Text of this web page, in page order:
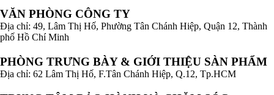
VĂN PHÒNG CÔNG TY
Địa chỉ: 49, Lâm Thị Hố, Phường Tân Chánh Hiệp, Quận 12, Thành
phố Hồ Chí Minh
PHÒNG TRƯNG BÀY & GIỚI THIỆU SÀN PHẨM
Địa chỉ: 62 Lâm Thị Hố, F.Tân Chánh Hiệp, Q.12, Tp.HCM